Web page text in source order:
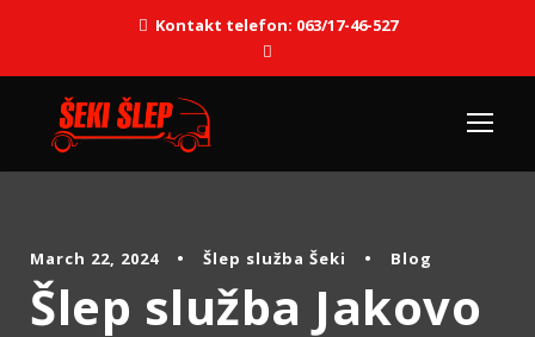
Kontakt telefon: 063/17-46-527
March 22, 2024 • Šlep služba Šeki • Blog
Šlep služba Jakovo